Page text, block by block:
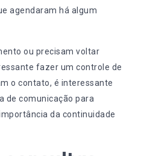
agendaram há algum
ou precisam voltar
fazer um controle de
o contato, é interessante
de comunicação para
da continuidade